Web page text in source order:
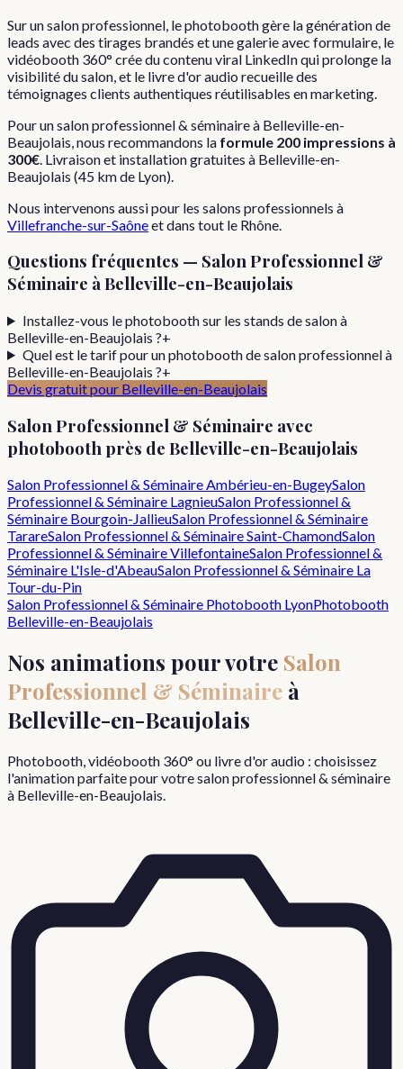
Sur un salon professionnel, le photobooth gère la génération de
leads avec des tirages brandés et une galerie avec formulaire, le
vidéobooth 360° crée du contenu viral LinkedIn qui prolonge la
visibilité du salon, et le livre d'or audio recueille des
témoignages clients authentiques réutilisables en marketing.
Pourunsalon professionnel & séminaireà Belleville-en-
Beaujolais , nous recommandons la formule 200 impressions à
300€ . Livraison et installation gratuites à Belleville-en-
Beaujolais (45 km de Lyon).
Nous intervenons aussi pour les salons professionnels à
Villefranche-sur-Saôneet dans tout le Rhône
Questions fréquentes — Salon Professionnel &
Séminaire àBelleville-en-Beaujolais
Installez-vous le photobooth sur les stands de salon à
Belleville-en-Beaujolais ?+
Quel est le tarif pour un photobooth de salon professionnel à
Belleville-en-Beaujolais ?+
Devis gratuit pour Belleville-en-Beaujolais
Salon Professionnel & Séminaire avec
photobooth près de Belleville-en-Beaujolais
Salon Professionnel & SéminaireAmbérieu-en-BugeySalon
Professionnel & Séminaire LagnieuSalon Professionnel &
Séminaire Bourgoin-JallieuSalon Professionnel & Séminaire
TarareSalon Professionnel & SéminaireSaint-ChamondSalon
Professionnel & SéminaireVillefontaineSalon Professionnel &
Séminaire L'Isle-d'AbeauSalon Professionnel & Séminaire La
Tour-du-Pin
Salon Professionnel & Séminaire Photobooth LyonPhotobooth
Belleville-en-Beaujolais
Nos animations pour votre Salon
Professionnel & Séminaire à
Belleville-en-Beaujolais
Photobooth, vidéobooth 360° ou livre d'or audio : choisissez
l'animation parfaite pour votresalon professionnel & séminaire
à Belleville-en-Beaujolais.